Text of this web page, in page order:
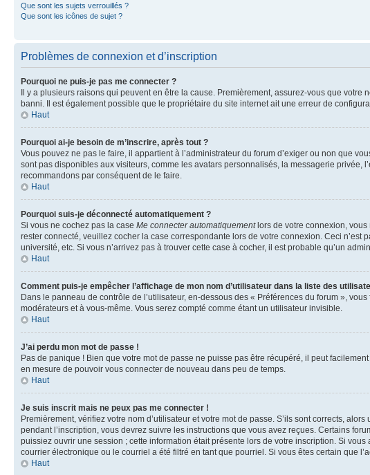
Que sont les sujets verrouillés ?
Que sont les icônes de sujet ?
Problèmes de connexion et d’inscription
Pourquoi ne puis-je pas me connecter ?
Il y a plusieurs raisons qui peuvent en être la cause. Premièrement, assurez-vous que votre
banni. Il est également possible que le propriétaire du site internet ait une erreur de
Haut
Pourquoi ai-je besoin de m’inscrire, après tout ?
Vous pouvez ne pas le faire, il appartient à l’administrateur du forum d’exiger ou non que
sont pas disponibles aux visiteurs, comme les avatars personnalisés, la messagerie privée,
recommandons par conséquent de le faire.
Haut
Pourquoi suis-je déconnecté automatiquement ?
Si vous ne cochez pas la case Me connecter automatiquementlors de votre connexion, vous
rester connecté, veuillez cocher la case correspondante lors de votre connexion. Ceci
université, etc. Si vous n’arrivez pas à trouver cette case à cocher, il est probable qu’un
Haut
Comment puis-je empêcher l’affichage de mon nom d’utilisateur dans la liste des
Dans le panneau de contrôle de l’utilisateur, en-dessous des « Préférences du forum », vous
modérateurs et à vous-même. Vous serez compté comme étant un utilisateur invisible.
Haut
J’ai perdu mon mot de passe !
Pas de panique ! Bien que votre mot de passe ne puisse pas être récupéré, il peut
en mesure de pouvoir vous connecter de nouveau dans peu de temps.
Haut
Je suis inscrit mais ne peux pas me connecter !
Premièrement, vérifiez votre nom d’utilisateur et votre mot de passe. S’ils sont corrects,
pendant l’inscription, vous devrez suivre les instructions que vous avez reçues. Certains
puissiez ouvrir une session ; cette information était présente lors de votre inscription. Si
courrier électronique ou le courriel a été filtré en tant que pourriel. Si vous êtes certain que
Haut